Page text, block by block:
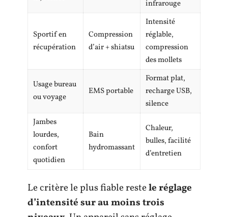
infrarouge
Sportif en
récupération
Compression
d’air + shiatsu
Intensité
réglable,
compression
des mollets
Usage bureau
ou voyage
EMS portable
Format plat,
recharge USB,
silence
Jambes
lourdes,
confort
quotidien
Bain
hydromassant
Chaleur,
bulles, facilité
d’entretien
Le critère le plus fiable restele réglage
d’intensité sur au moins trois